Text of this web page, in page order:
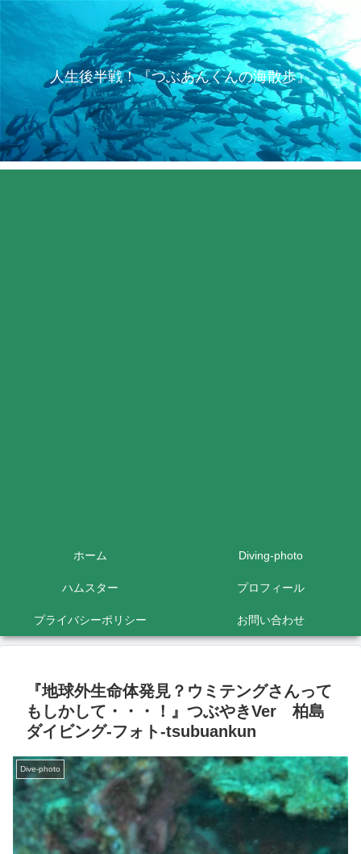
人生後半戦！『つぶあんくんの海散歩』
ホーム Diving-photo
ハムスター プロフィール
プライバシーポリシー お問い合わせ
『地球外生命体発見？ウミテングさんって
もしかして・・・！』つぶやきVer 柏島
ダイビング‐フォト‐tsubuankun
Dive-photo